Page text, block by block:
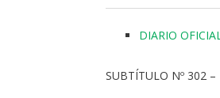
DIARIO
SUBTÍTULO Nº 302